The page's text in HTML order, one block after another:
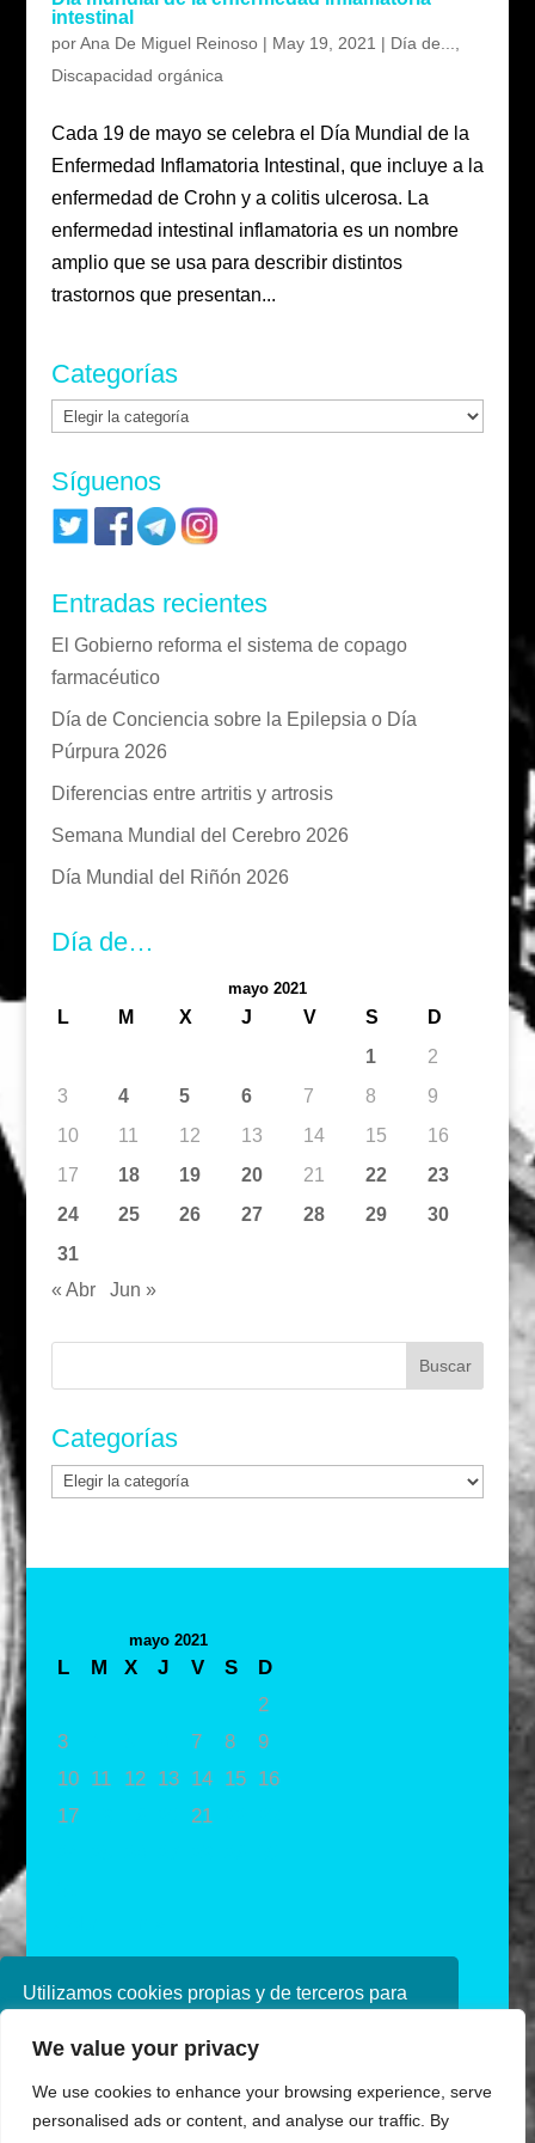
Utilizamos cookies propias y de terceros para
navegando, consideramos que acepta su uso.
política de cookies consulte nuestra
Política de
privacidad
We value your privacy
We use cookies to enhance your browsing experience, serve
personalised ads or content, and analyse our traffic. By
intestinal
porAna De Miguel Reinoso| May 19, 2021 | Día de...
Discapacidad orgánica
Cada 19 de mayo se celebra el Día Mundial de la
Enfermedad Inflamatoria Intestinal, que incluye a la
enfermedad de Crohn y a colitis ulcerosa. La
enfermedad intestinal inflamatoria es un nombre
amplio que se usa para describir distintos
trastornos que presentan...
Categorías
Categorías
Síguenos
Entradas recientes
El Gobierno reforma el sistema de copago
farmacéutico
Día de Conciencia sobre la Epilepsia o Día
Púrpura 2026
Diferencias entre artritis y artrosis
Semana Mundial del Cerebro 2026
Día Mundial del Riñón 2026
Día de…
mayo 2021
L M X J V S
D
1
2
3
4 5 6 7 8
9
10
11 12 13 14 15
16
17
18 19 20 21 22
23
24
25 26 27 28 29
30
31
« Abr
Jun »
Categorías
Categorías
mayo 2021
L M X J V S
D
2
3
7 8
9
10
11 12 13 14 15
16
17
21